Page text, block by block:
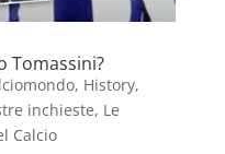
Tomassini?
, History,
inchieste, Le
Calcio